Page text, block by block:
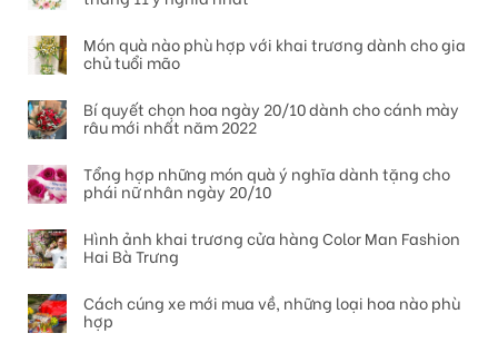
Món quà nào phù hợp với khai trương dành cho gia
chủ tuổi mão
Bí quyết chọn hoa ngày 20/10 dành cho cánh mày
râu mới nhất năm 2022
Tổng hợp những món quà ý nghĩa dành tặng cho
phái nữ nhân ngày 20/10
Hình ảnh khai trương cửa hàng Color Man Fashion
Hai Bà Trưng
Cách cúng xe mới mua về, những loại hoa nào phù
hợp